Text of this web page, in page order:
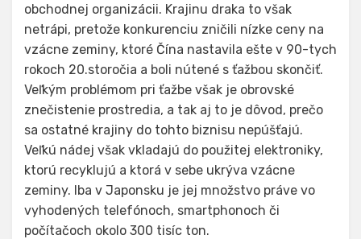
obchodnej organizácii. Krajinu draka to však
netrápi, pretože konkurenciu zničili nízke ceny na
vzácne zeminy, ktoré Čína nastavila ešte v 90-tych
rokoch 20.storočia a boli nútené s ťažbou skončiť.
Veľkým problémom pri ťažbe však je obrovské
znečistenie prostredia, a tak aj to je dôvod, prečo
sa ostatné krajiny do tohto biznisu nepúšťajú.
Veľkú nádej však vkladajú do použitej elektroniky,
ktorú recyklujú a ktorá v sebe ukrýva vzácne
zeminy. Iba v Japonsku je jej množstvo práve vo
vyhodených telefónoch, smartphonoch či
počítačoch okolo 300 tisíc ton.